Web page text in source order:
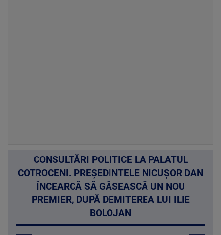
CONSULTĂRI POLITICE LA PALATUL
COTROCENI. PREȘEDINTELE NICUȘOR DAN
ÎNCEARCĂ SĂ GĂSEASCĂ UN NOU
PREMIER, DUPĂ DEMITEREA LUI ILIE
BOLOJAN